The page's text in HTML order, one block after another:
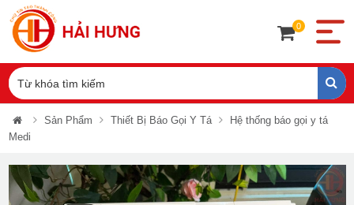
0
Sản Phẩm Thiết Bị Báo Gọi Y Tá
Hệ thống báo gọi y tá
Medi